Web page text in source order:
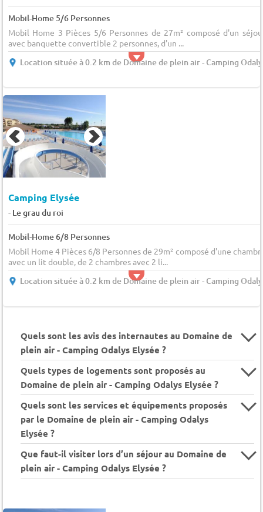
Mobil-Home 5/6 Personnes
Mobil Home 3 Pièces 5/6 Personnes de 27m² composé d'un
avec banquette convertible 2 personnes, d'un ...
Location située à 0.2 km de Domaine de plein air - Camping
Camping Elysée
- Le grau du roi
Mobil-Home 6/8 Personnes
Mobil Home 4 Pièces 6/8 Personnes de 29m² composé d'une
avec un lit double, de 2 chambres avec 2 li...
Location située à 0.2 km de Domaine de plein air - Camping
Quels sont les avis des internautes au Domaine de
plein air - Camping Odalys Elysée ?
Quels types de logements sont proposés au
Domaine de plein air - Camping Odalys Elysée ?
Quels sont les services et équipements proposés
par le Domaine de plein air - Camping Odalys
Elysée ?
Que faut-il visiter lors d’un séjour au Domaine de
plein air - Camping Odalys Elysée ?